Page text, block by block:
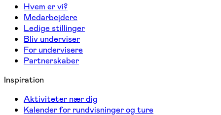
Hvem er vi?
Medarbejdere
Ledige stillinger
Bliv underviser
For undervisere
Partnerskaber
Inspiration
Aktiviteter nær dig
Kalender for rundvisninger og ture